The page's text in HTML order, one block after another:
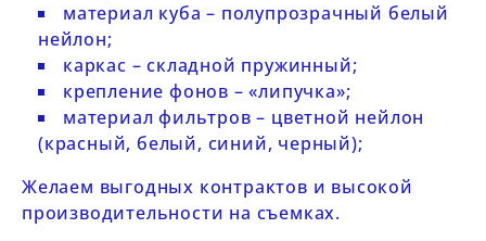
материал куба – полупрозрачный белый
нейлон;
каркас – складной пружинный;
крепление фонов – «липучка»;
материал фильтров – цветной нейлон
(красный, белый, синий, черный);
Желаем выгодных контрактов и высокой
производительности на съемках.